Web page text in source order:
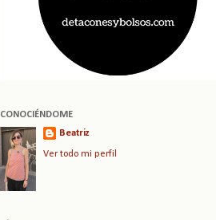
CONOCIÉNDOME
Beatriz
Ver todo mi perfil